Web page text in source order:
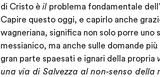
di Cristo è il problema fondamentale
Capire questo oggi, e capirlo anche
wagneriana, significa non solo porre
messianico, ma anche sulle domande
gran parte spaesati e ignari della propria
una via di Salvezza al non-senso della